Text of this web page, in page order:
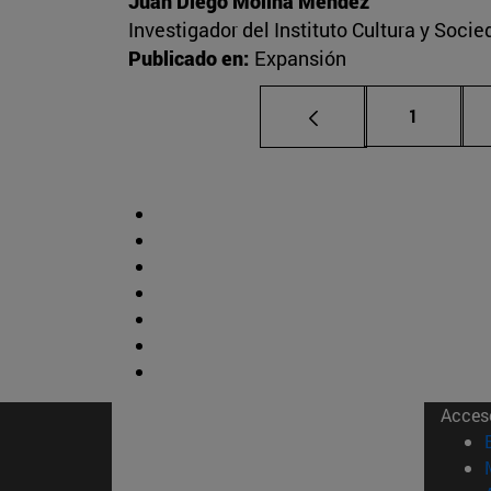
Investigador del Instituto Cultura y
Publicado en: Expansión
Página
1